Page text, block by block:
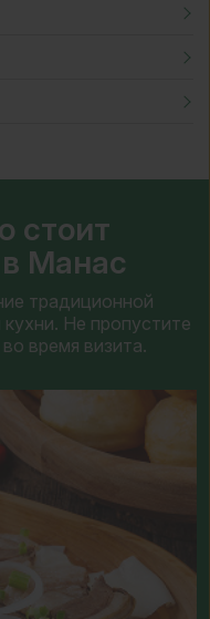
стоит
Манас
традиционной
Не пропустите
время визита.